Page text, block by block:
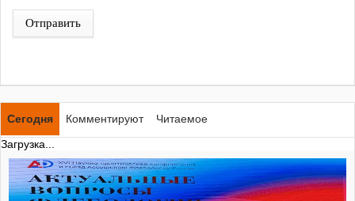
Отправить
Сегодня Комментируют
Читаемое
Загрузка...